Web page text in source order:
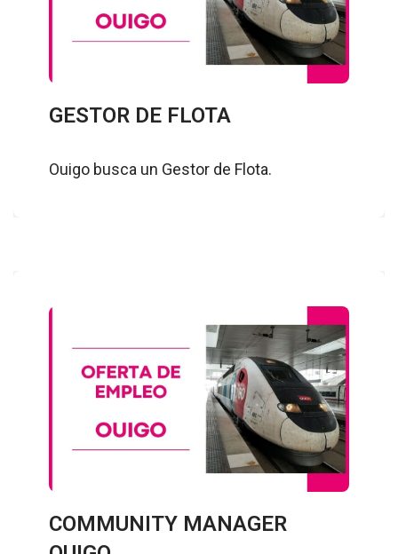
GESTOR DE FLOTA
Ouigo busca un Gestor de Flota.
COMMUNITY MANAGER